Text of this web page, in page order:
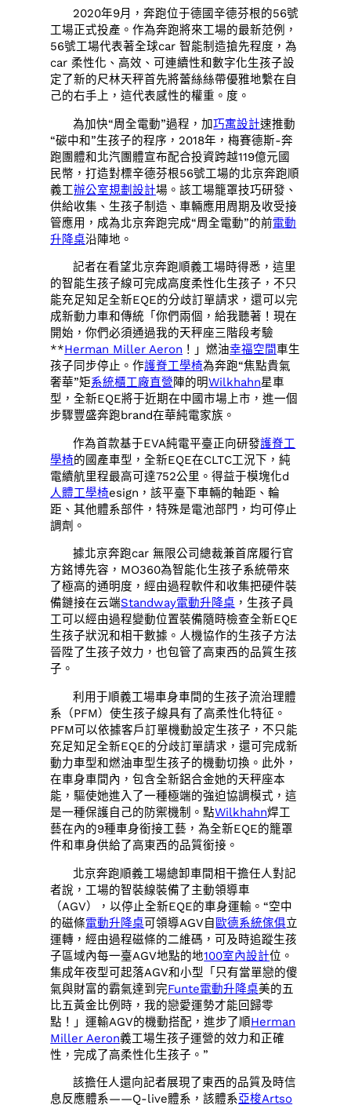
2020年9月，奔跑位于德國辛德芬根的56號
工場正式投產。作為奔跑將來工場的最新范例，
56號工場代表著全球car 智能制造搶先程度，為
car 柔性化、高效、可連續性和數字化生孩子設
定了新的尺林天秤首先將蕾絲絲帶優雅地繫在自
己的右手上，這代表感性的權重。度。
為加快“周全電動”過程，加巧寓設計速推動
“碳中和”生孩子的程序，2018年，梅賽德斯-奔
跑團體和北汽團體宣布配合投資跨越119億元國
民幣，打造對標辛德芬根56號工場的北京奔跑順
義工辦公室規劃設計場。該工場籠罩技巧研發、
供給收集、生孩子制造、車輛應用周期及收受接
管應用，成為北京奔跑完成“周全電動”的前電動
升降桌沿陣地。
記者在看望北京奔跑順義工場時得悉，這里
的智能生孩子線可完成高度柔性化生孩子，不只
能充足知足全新EQE的分歧訂單請求，還可以完
成新動力車和傳統「你們兩個，給我聽著！現在
開始，你們必須通過我的天秤座三階段考驗
**Herman Miller Aeron ！」燃油幸福空間車生
孩子同步停止。作護脊工學椅為奔跑“焦點貴氣
奢華”矩系統櫃工廠直營陣的明Wilkhahn星車
型，全新EQE將于近期在中國市場上市，進一個
步驟豐盛奔跑brand在華純電家族。
作為首款基于EVA純電平臺正向研發護脊工
學椅的國產車型，全新EQE在CLTC工況下，純
電續航里程最高可達752公里。得益于模塊化d
人體工學椅esign，該平臺下車輛的軸距、輪
距、其他體系部件，特殊是電池部門，均可停止
調劑。
據北京奔跑car 無限公司總裁兼首席履行官
方銘博先容，MO360為智能化生孩子系統帶來
了極高的通明度，經由過程軟件和收集把硬件裝
備鏈接在云端Standway電動升降桌 ，生孩子員
工可以經由過程變動位置裝備隨時檢查全新EQE
生孩子狀況和相干數據。人機協作的生孩子方法
晉陞了生孩子效力，也包管了高東西的品質生孩
子。
利用于順義工場車身車間的生孩子流治理體
系（PFM）使生孩子線具有了高柔性化特征。
PFM可以依據客戶訂單機動設定生孩子，不只能
充足知足全新EQE的分歧訂單請求，還可完成新
動力車型和燃油車型生孩子的機動切換。此外，
在車身車間內，包含全新鋁合金她的天秤座本
能，驅使她進入了一種極端的強迫協調模式，這
是一種保護自己的防禦機制。點Wilkhahn焊工
藝在內的9種車身銜接工藝，為全新EQE的籠罩
件和車身供給了高東西的品質銜接。
北京奔跑順義工場總卸車間相干擔任人對記
者說，工場的智裝線裝備了主動領導車
（AGV），以停止全新EQE的車身運輸。“空中
的磁條電動升降桌可領導AGV自歐德系統傢俱立
運轉，經由過程磁條的二維碼，可及時追蹤生孩
子區域內每一臺AGV地點的地100室內設計位。
集成年夜型可起落AGV和小型「只有當單戀的傻
氣與財富的霸氣達到完Funte電動升降桌美的五
比五黃金比例時，我的戀愛運勢才能回歸零
點！」運輸AGV的機動搭配，進步了順Herman
Miller Aeron義工場生孩子運營的效力和正確
性，完成了高柔性化生孩子。”
該擔任人還向記者展現了東西的品質及時信
息反應體系——Q-live體系，該體系亞梭Artso